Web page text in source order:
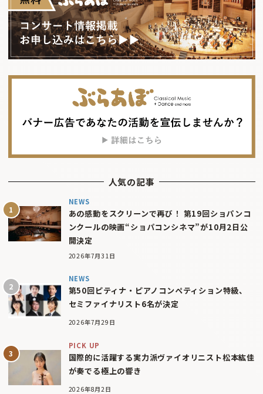
人気の記事
NEWS
あの感動をスクリーンで再び！ 第19回ショパンコ
ンクールの映画“ショパコンシネマ”が10月2日公
開決定
2026年7月31日
NEWS
第50回ピティナ・ピアノコンペティション特級、
セミファイナリスト6名が決定
2026年7月29日
PICK UP
国際的に活躍する実力派ヴァイオリニスト松本紘佳
が奏でる極上の響き
2026年8月2日